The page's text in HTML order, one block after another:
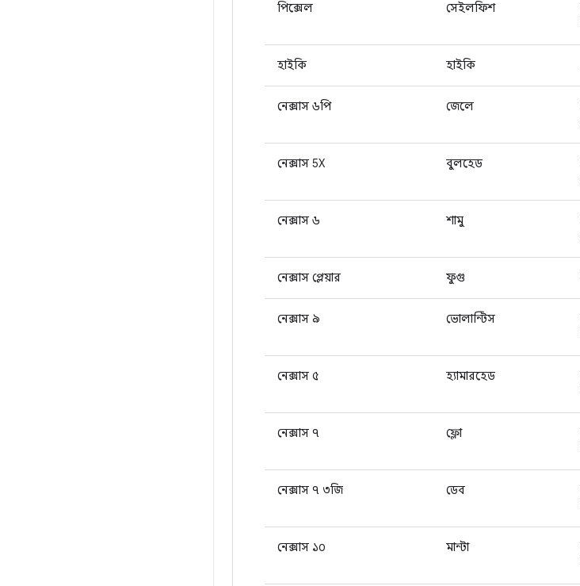
পিক্সেল সেইলফিশ
হাইকি হাইকি
নেক্সাস ৬পি জেলে
নেক্সাস 5X বুলহেড
নেক্সাস ৬ শামু
নেক্সাস প্লেয়ার ফুগু
নেক্সাস ৯ ভোলান্টিস
নেক্সাস ৫ হ্যামারহেড
নেক্সাস ৭ ফ্লো
নেক্সাস ৭ ৩জি ডেব
নেক্সাস ১০ মান্টা